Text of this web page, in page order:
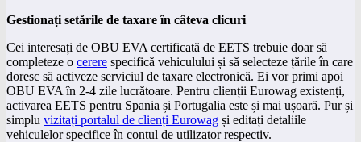
Gestionați setările de taxare în câteva clicuri
Cei interesați de OBU EVA certificată de EETS trebuie doar să
completeze o cerere specifică vehiculului și să selecteze țările în care
doresc să activeze serviciul de taxare electronică. Ei vor primi apoi
OBU EVA în 2-4 zile lucrătoare. Pentru clienții Eurowag existenți,
activarea EETS pentru Spania și Portugalia este și mai ușoară. Pur și
simplu vizitați portalul de clienți Eurowag și editați detaliile
vehiculelor specifice în contul de utilizator respectiv.